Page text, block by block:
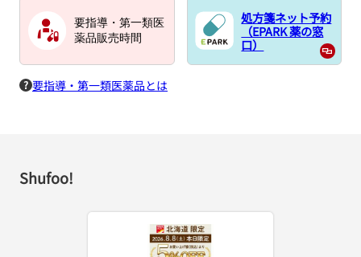
要指導・第一類医
薬品販売時間
処方箋ネット予約
（EPARK 薬の窓
口）
要指導・第一類医薬品とは
Shufoo!